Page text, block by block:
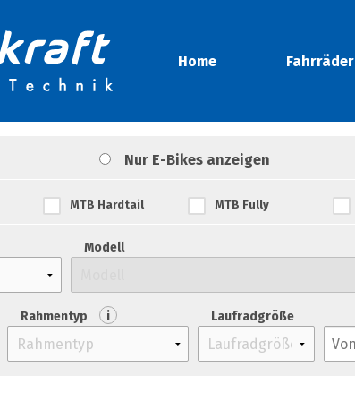
Home Fahrräder
Nur E-Bikes anzeigen
MTB Hardtail MTB Fully
Modell
Rahmentyp i Laufradgröße